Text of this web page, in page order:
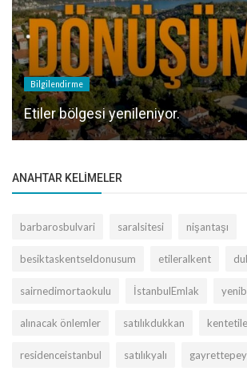
Bilgilendirme
Etiler bölgesi yenileniyor.
ANAHTAR KELIMELER
barbarosbulvari saralsitesi nişantaşı
besiktaskentseldonusum etileralkent
sairnedimortaokulu İstanbulEmlak
alınacak önlemler satılıkdukkan
residenceistanbul satılıkyalı